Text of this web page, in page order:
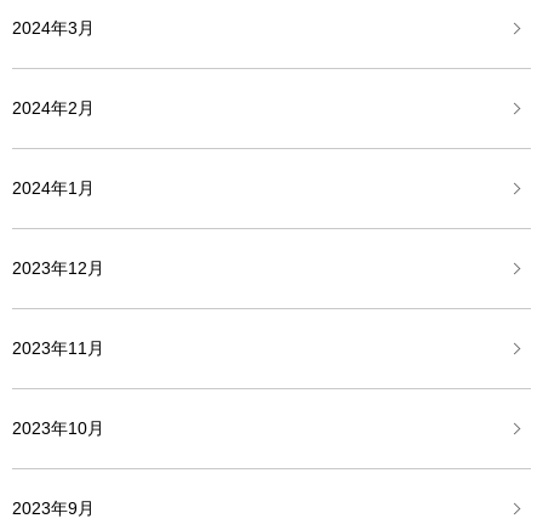
2024年3月
2024年2月
2024年1月
2023年12月
2023年11月
2023年10月
2023年9月